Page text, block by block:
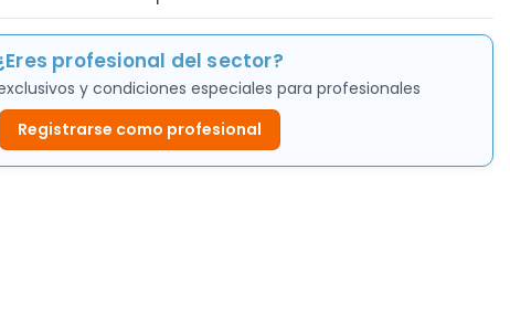
profesional del sector?
y condiciones especiales para profesionales
Registrarse como profesional